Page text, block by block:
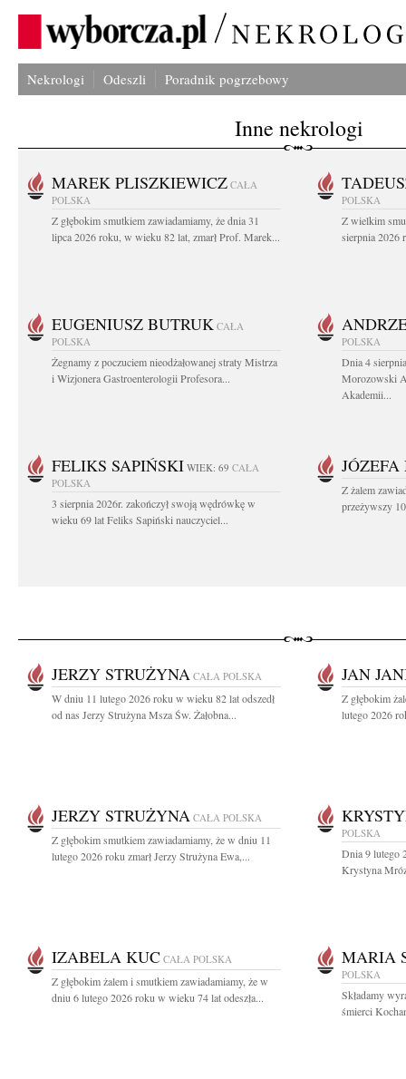
Nekrologi Odeszli Poradnik pogrzebowy
Inne nekrologi
MAREK PLISZKIEWICZ CAŁA
POLSKA
Z głębokim smutkiem zawiadamiamy, że dnia 31
lipca 2026 roku, w wieku 82 lat, zmarł Prof. Marek...
POLSKA
Z wielkim
sierpnia 2026
EUGENIUSZ BUTRUK CAŁA
POLSKA
Żegnamy z poczuciem nieodżałowanej straty Mistrza
i Wizjonera Gastroenterologii Profesora...
POLSKA
Dnia 4
Morozowski
Akademii...
FELIKS SAPIŃSKI WIEK: 69 CAŁA
POLSKA
3 sierpnia 2026r. zakończył swoją wędrówkę w
wieku 69 lat Feliks Sapiński nauczyciel...
Z żalem
przeżywszy
JERZY STRUŻYNA CAŁA POLSKA
W dniu 11 lutego 2026 roku w wieku 82 lat odszedł
od nas Jerzy Strużyna Msza Św. Żałobna...
JAN
Z głębokim
lutego 2026
JERZY STRUŻYNA CAŁA POLSKA
Z głębokim smutkiem zawiadamiamy, że w dniu 11
lutego 2026 roku zmarł Jerzy Strużyna Ewa,...
POLSKA
Dnia 9 lutego
Krystyna
IZABELA KUC CAŁA POLSKA
Z głębokim żalem i smutkiem zawiadamiamy, że w
dniu 6 lutego 2026 roku w wieku 74 lat odeszła...
MARIA
POLSKA
Składamy
śmierci